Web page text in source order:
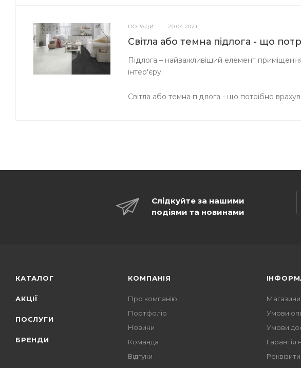
ПОРАДИ — 20.04.2021
Світла або темна підлога - що
Підлога – найважливіший елемент
інтер'єру.
Світла або темна підлога - що потрібно
Слідкуйте за нашими
подіями та новинами
КАТАЛОГ
АКЦІЇ
ПОСЛУГИ
БРЕНДИ
КОМПАНІЯ
Про компанію
Портфоліо
Новини
Команда
Відгуки
Магазини
Умови
Умови
Гарантія
Реквізити